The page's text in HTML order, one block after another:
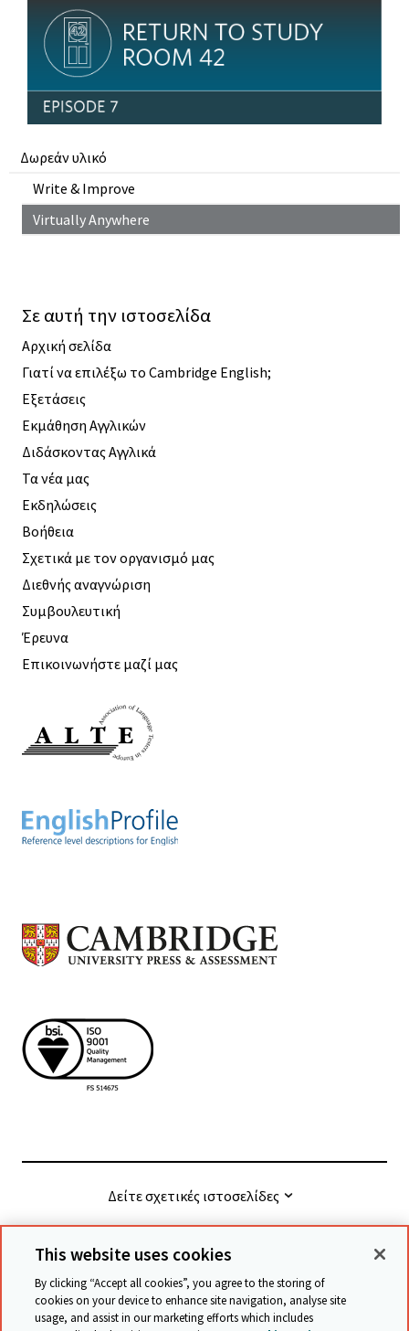
Δωρεάν υλικό
Write & Improve
Virtually Anywhere
Σε αυτή την ιστοσελίδα
Αρχική σελίδα
Γιατί να επιλέξω το Cambridge English;
Εξετάσεις
Εκμάθηση Αγγλικών
Διδάσκοντας Αγγλικά
Τα νέα μας
Εκδηλώσεις
Βοήθεια
Σχετικά με τον οργανισμό μας
Διεθνής αναγνώριση
Συμβουλευτική
Έρευνα
Επικοινωνήστε μαζί μας
Δείτε σχετικές ιστοσελίδες
© Cambridge University Press & Assessment
This website uses cookies
By clicking “Accept all cookies”, you agree to the storing of
cookies on your device to enhance site navigation, analyse site
usage, and assist in our marketing efforts which includes